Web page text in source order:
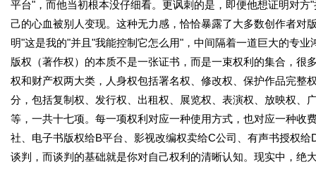
平台"，而他当初根本没仔细看。更讽刺的是，即便他想证明对
己的心血被别人变现。这种无力感，恰恰暴露了大多数创作者对
明"这是我的"并且"我能控制它怎么用"，中间隔着一道巨大的专业
版权（著作权）的本质不是一张证书，而是一束权利的集合，很
权和财产权两大类，人身权包括署名权、修改权、保护作品完
分，包括复制权、发行权、出租权、展览权、表演权、放映权、
等，一共十七项。每一项权利对应一种使用方式，也对应一种收
社、电子书版权给B平台、影视改编权卖给C公司、有声书授权
谈判，而谈判的基础就是你对自己权利的清晰认知。现实中，绝